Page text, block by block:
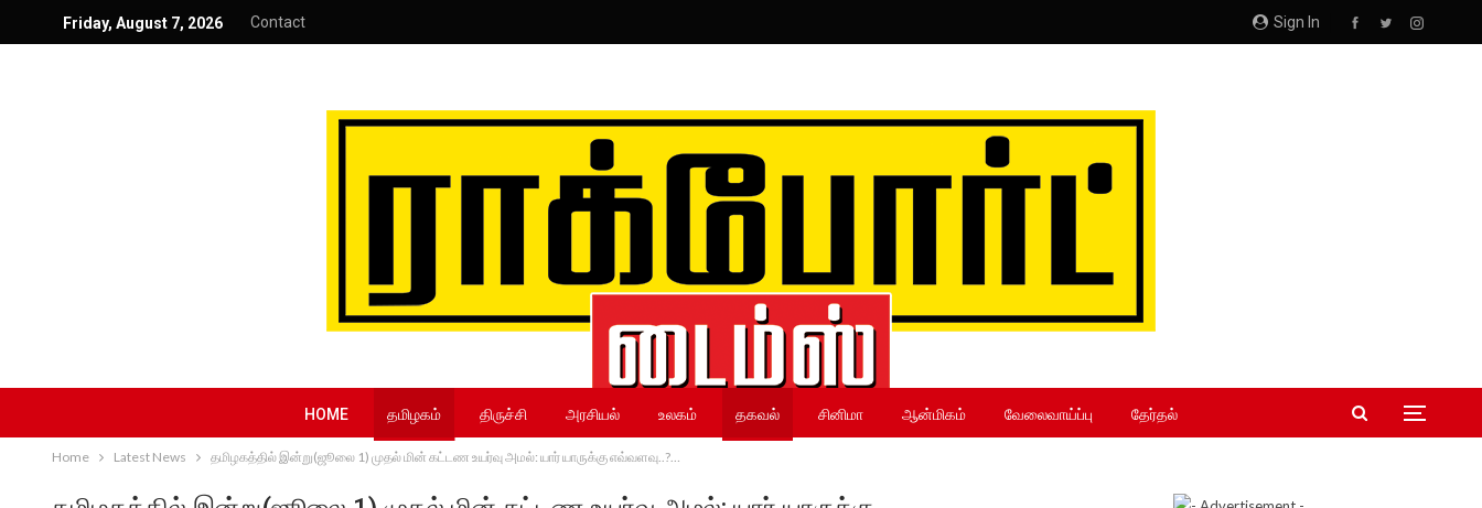
Sign In
Friday, August 7, 2026 Contact
HOME தமிழகம் திருச்சி அரசியல் உலகம் தகவல் சினிமா ஆன்மிகம் வேலைவாய்ப்பு தேர்தல்
Home Latest News தமிழகத்தில் இன்று(ஜூலை 1) முதல் மின் கட்டண உயர்வு அமல்: யார் யாருக்கு எவ்வளவு..?…